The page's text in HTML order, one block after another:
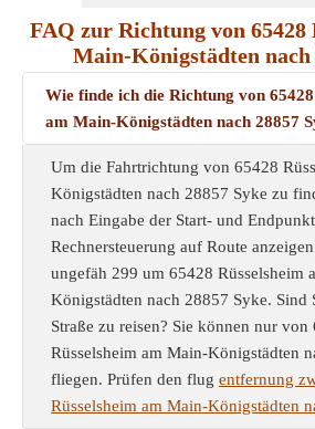
FAQ zur Richtung von 65428
Main-Königstädten nach
Wie finde ich die Richtung von 65428
am Main-Königstädten nach 28857
Um die Fahrtrichtung von 65428
Königstädten nach 28857 Syke zu
nach Eingabe der Start- und
Rechnersteuerung auf Route
ungefäh 299 um 65428 Rüsselsheim
Königstädten nach 28857 Syke. Sind
Straße zu reisen? Sie können nur von
Rüsselsheim am Main-Königstädten
fliegen. Prüfen den flug entfernung
Rüsselsheim am Main-Königstädten